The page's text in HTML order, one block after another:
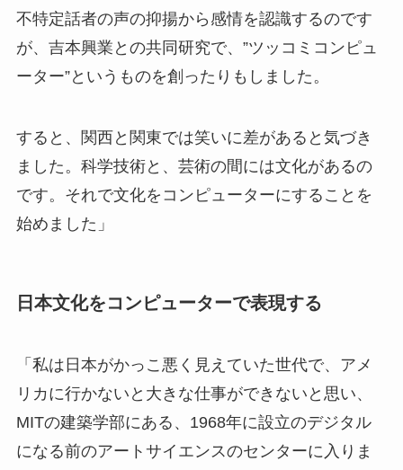
不特定話者の声の抑揚から感情を認識するのです
が、吉本興業との共同研究で、”ツッコミコンピュ
ーター”というものを創ったりもしました。
すると、関西と関東では笑いに差があると気づき
ました。科学技術と、芸術の間には文化があるの
です。それで文化をコンピューターにすることを
始めました」
日本文化をコンピューターで表現する
「私は日本がかっこ悪く見えていた世代で、アメ
リカに行かないと大きな仕事ができないと思い、
MITの建築学部にある、1968年に設立のデジタル
になる前のアートサイエンスのセンターに入りま